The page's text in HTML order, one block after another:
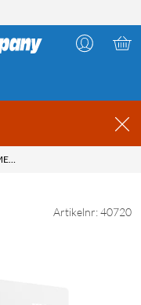
CLEVERIO SMART ELEMENT 1000 W
Artikelnr: 40720